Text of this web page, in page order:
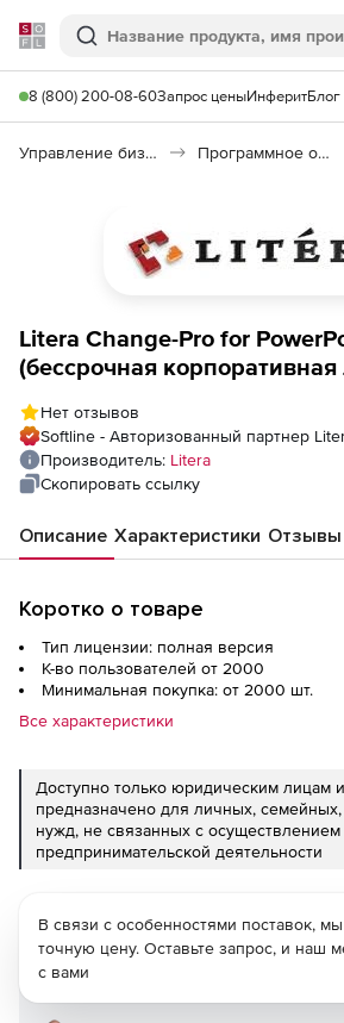
Softline
Поиск
8 (800) 200-08-60Запрос ценыИнферитБлог
Управление бизнесом, CRM/ERP Программное обеспечение для работы с документами
Litera Change-Pro for
(бессрочная
Нет отзывов
Softline - Авторизованный партнер
Производитель: Litera
Скопировать ссылку
Описание Характеристики Отзывы
Коротко о товаре
Тип лицензии: полная версия
К-во пользователей от 2000
Минимальная покупка: от 2000 шт.
Все характеристики
Доступно только юридическим лицам
предназначено для личных,
нужд, не связанных с осуществлением
предпринимательской деятельности
В связи с особенностями поставок,
точную цену. Оставьте запрос, и наш
с вами